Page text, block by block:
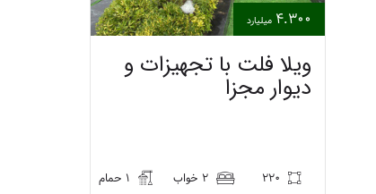
4.300 میلیارد
ویلا فلت با تجهیزات و
دیوار مجزا
220 2 خواب 1 حمام